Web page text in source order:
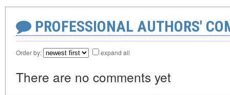
PROFESSIONAL AUTHORS'
Order by: expand all
There are no comments yet